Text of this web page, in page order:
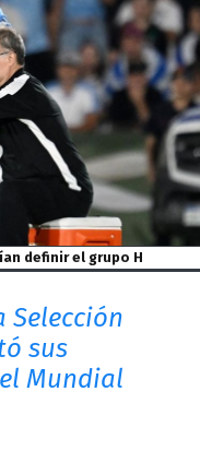
definir el grupo H
sus
Mundial